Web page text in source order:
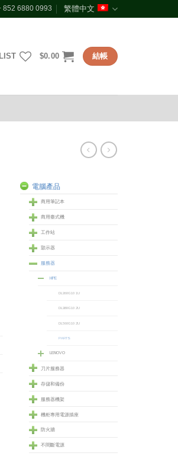
6880 0993 繁體中文
$0.00 結帳
電腦產品
商用筆記本
商用臺式機
工作站
顥示器
服務器
HPE
DL360G10 1U
DL380G10 2U
DL560G10 2U
PARTS
LENOVO
刀片服務器
存儲和備份
服務器機架
機柜專用電源插座
防火牆
不間斷電源